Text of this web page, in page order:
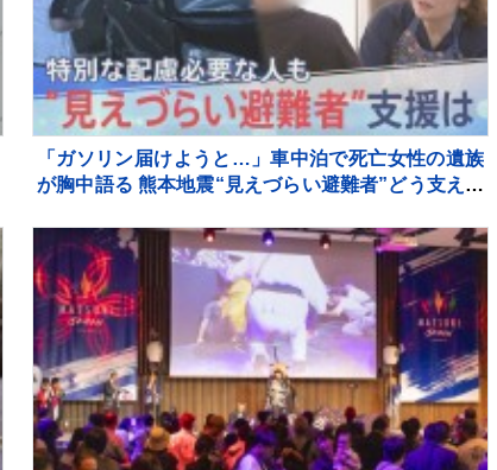
「ガソリン届けようと…」車中泊で死亡女性の遺族
が胸中語る 熊本地震“見えづらい避難者”どう支える
【報道特集】